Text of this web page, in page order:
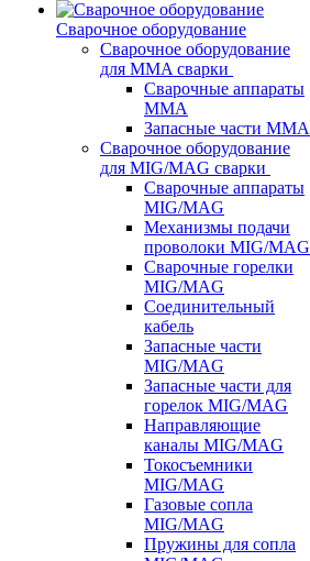
Сварочное оборудование
Сварочное оборудование
для MMA сварки
Сварочные аппараты
MMA
Запасные части MMA
Сварочное оборудование
для MIG/MAG сварки
Сварочные аппараты
MIG/MAG
Механизмы подачи
проволоки MIG/MAG
Сварочные горелки
MIG/MAG
Соединительный
кабель
Запасные части
MIG/MAG
Запасные части для
горелок MIG/MAG
Направляющие
каналы MIG/MAG
Токосъемники
MIG/MAG
Газовые сопла
MIG/MAG
Пружины для сопла